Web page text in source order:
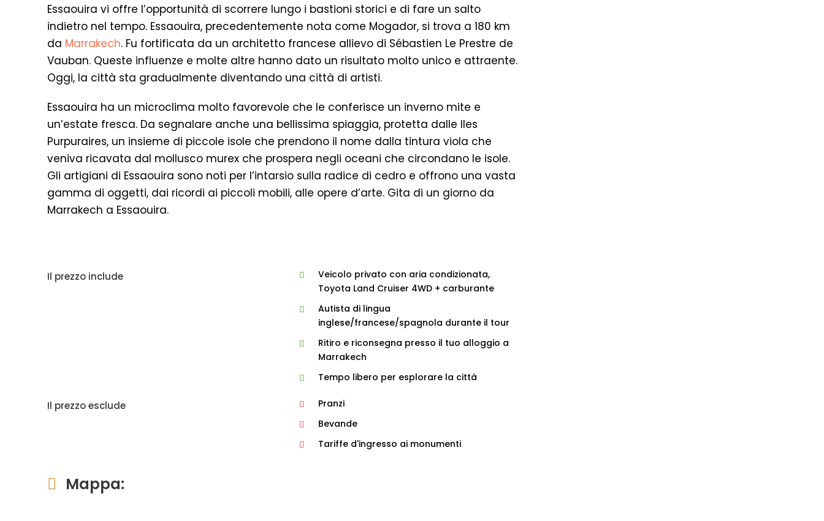
Essaouira vi offre l’opportunità di scorrere lungo i bastioni storici e di fare un salto
indietro nel tempo. Essaouira, precedentemente nota come Mogador, si trova a 180 km
da Marrakech. Fu fortificata da un architetto francese allievo di Sébastien Le Prestre de
Vauban. Queste influenze e molte altre hanno dato un risultato molto unico e attraente.
Oggi, la città sta gradualmente diventando una città di artisti.
Essaouira ha un microclima molto favorevole che le conferisce un inverno mite e
un’estate fresca. Da segnalare anche una bellissima spiaggia, protetta dalle Iles
Purpuraires, un insieme di piccole isole che prendono il nome dalla tintura viola che
veniva ricavata dal mollusco murex che prospera negli oceani che circondano le isole.
Gli artigiani di Essaouira sono noti per l’intarsio sulla radice di cedro e offrono una vasta
gamma di oggetti, dai ricordi ai piccoli mobili, alle opere d’arte. Gita di un giorno da
Marrakech a Essaouira.
Il prezzo include
Veicolo privato con aria condizionata,
Toyota Land Cruiser 4WD + carburante
Autista di lingua
inglese/francese/spagnola durante il tour
Ritiro e riconsegna presso il tuo alloggio a
Marrakech
Tempo libero per esplorare la città
Il prezzo esclude
Pranzi
Bevande
Tariffe d'ingresso ai monumenti
Mappa: